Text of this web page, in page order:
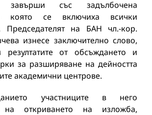
завърши със задълбочена
която се включиха всички
Председателят на БАН чл.-кор.
изнесе заключително слово,
резултатите от обсъждането и
за разширяване на дейността
академични центрове.
участниците в него
на откриването на изложба,